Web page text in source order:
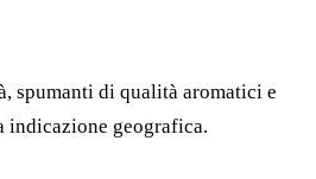
spumanti di qualità aromatici e
indicazione geografica.